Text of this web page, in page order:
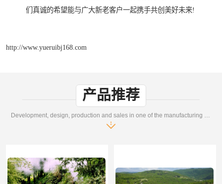
们真诚的希望能与广大新老客户一起携手共创美好未来!
http://www.yueruibj168.com
产品推荐